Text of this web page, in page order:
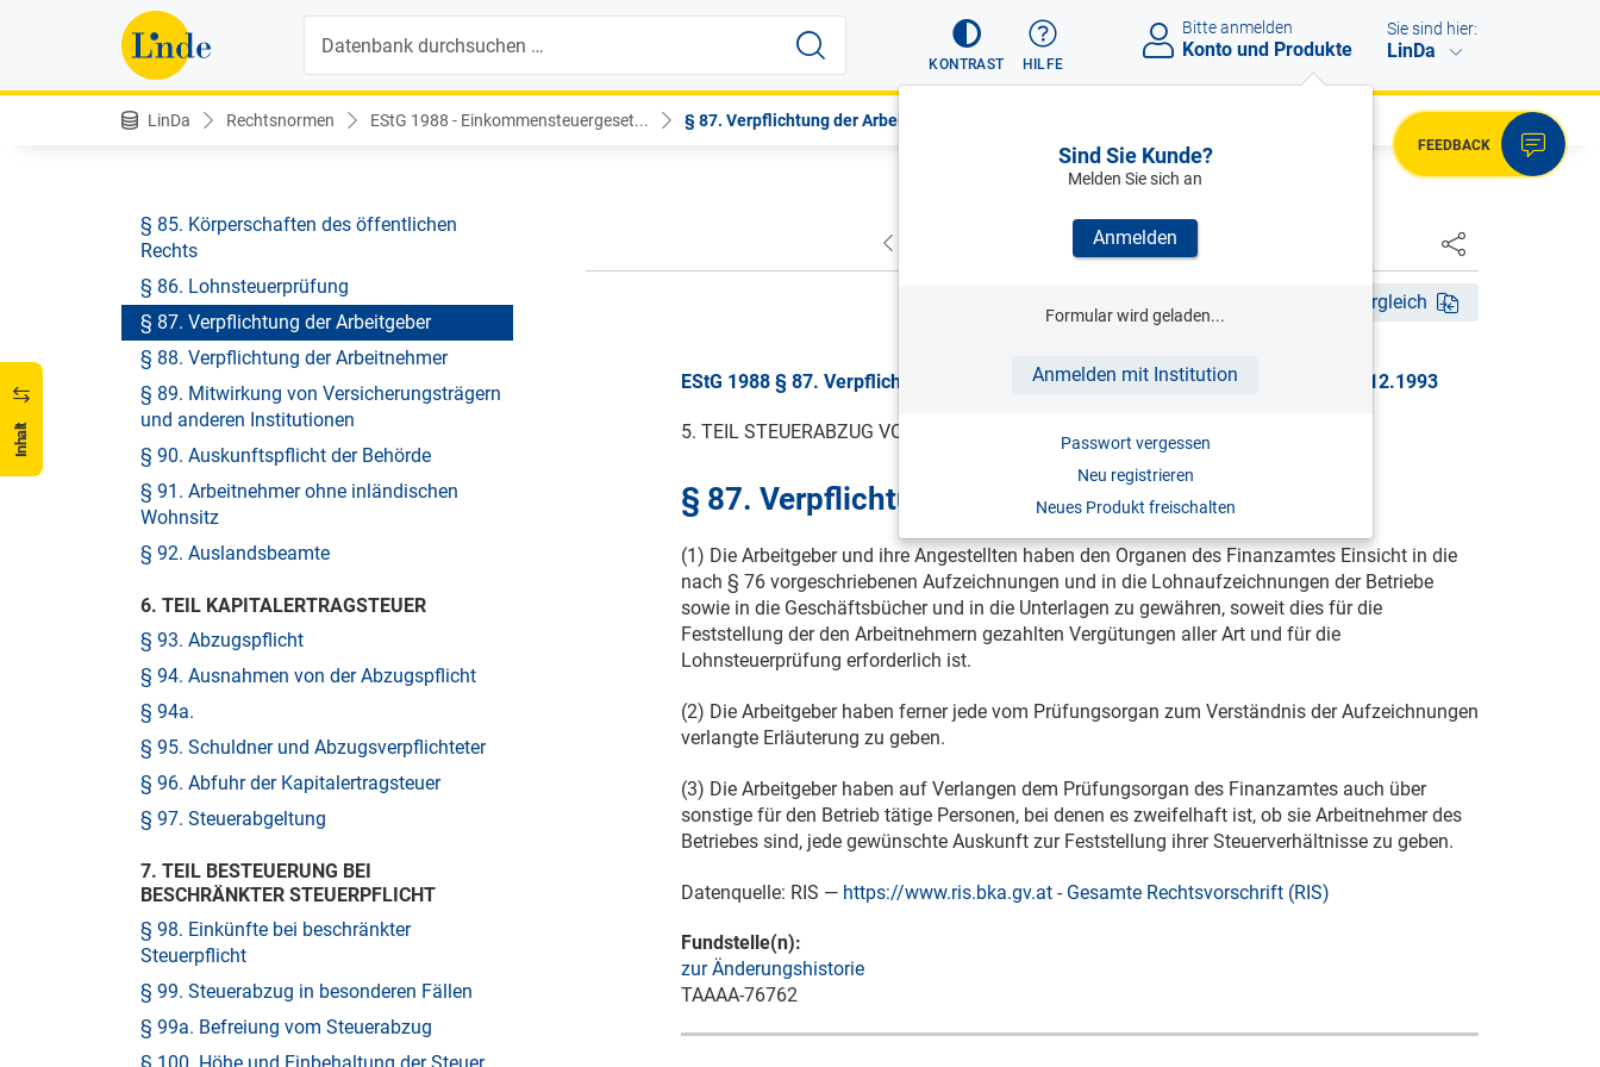
KONTRAST HILFE
Bitte anmelden
Konto und Produkte
Sind Sie Kunde?
Melden Sie sich an
Anmelden
Formular wird geladen...
Anmelden mit Institution
Passwort vergessen
Neu registrieren
Neues Produkt freischalten
Sie sind hier:
LinDa
LinDa Rechtsnormen EStG 1988 - Einkommensteuergeset... § 87. Verpflichtung der Arbeitgeber
FEEDBACK
Inhalt
§ 82. Haftung
§ 82a. Haftung bei Beauftragung zur
Erbringung von Bauleistungen
§ 83. Steuerschuldner
§ 85. Körperschaften des öffentlichen
Rechts
§ 86. Lohnsteuerprüfung
§ 87. Verpflichtung der Arbeitgeber
§ 88. Verpflichtung der Arbeitnehmer
§ 89. Mitwirkung von Versicherungsträgern
und anderen Institutionen
§ 90. Auskunftspflicht der Behörde
§ 91. Arbeitnehmer ohne inländischen
Wohnsitz
§ 92. Auslandsbeamte
6. TEIL KAPITALERTRAGSTEUER
§ 93. Abzugspflicht
§ 94. Ausnahmen von der Abzugspflicht
§ 94a.
§ 95. Schuldner und Abzugsverpflichteter
§ 96. Abfuhr der Kapitalertragsteuer
§ 97. Steuerabgeltung
7. TEIL BESTEUERUNG BEI
BESCHRÄNKTER STEUERPFLICHT
§ 98. Einkünfte bei beschränkter
Steuerpflicht
§ 99. Steuerabzug in besonderen Fällen
§ 99a. Befreiung vom Steuerabzug
NÄCHSTER
Fassungsvergleich
EStG 1988 § 87. Verpflichtung der Arbeitgeber, BGBl. Nr. 818/1993, gültig ab 01.12.1993
5. TEIL STEUERABZUG VOM ARBEITSLOHN (LOHNSTEUER)
§ 87. Verpflichtung der Arbeitgeber
(1) Die Arbeitgeber und ihre Angestellten haben den Organen des Finanzamtes Einsicht in die
nach § 76 vorgeschriebenen Aufzeichnungen und in die Lohnaufzeichnungen der Betriebe
sowie in die Geschäftsbücher und in die Unterlagen zu gewähren, soweit dies für die
Feststellung der den Arbeitnehmern gezahlten Vergütungen aller Art und für die
Lohnsteuerprüfung erforderlich ist.
(2) Die Arbeitgeber haben ferner jede vom Prüfungsorgan zum Verständnis der Aufzeichnungen
verlangte Erläuterung zu geben.
(3) Die Arbeitgeber haben auf Verlangen dem Prüfungsorgan des Finanzamtes auch über
sonstige für den Betrieb tätige Personen, bei denen es zweifelhaft ist, ob sie Arbeitnehmer des
Betriebes sind, jede gewünschte Auskunft zur Feststellung ihrer Steuerverhältnisse zu geben.
Datenquelle: RIS — https://www.ris.bka.gv.at - Gesamte Rechtsvorschrift (RIS)
Fundstelle(n):
zur Änderungshistorie
TAAAA-76762